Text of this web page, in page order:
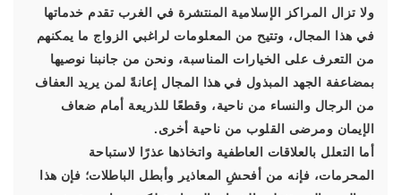
ولا تزال المراكز الإسلامية المنتشرة في الغرب تقدم خدماتها
في هذا المجال، وتتيح من المعلومات لراغبي الزواج ما يمكنهم
من التعرف على الخيارات المناسبة، ونحن من جانبنا نوصيها
بمضاعفة الجهد المبذول في هذا المجال إعانةً لمن يريد العفاف
من الرجال والنساء من ناحية، وقطعًا للذريعة أمام ضعاف
الإيمان ومرضى القلوب من ناحية أخرى.
أما التعلل بالعلاقات العاطفية واتخاذها عذرًا لاستباحة
المحرمات، فإنه من أفحشِ المعاذير وأبطل الباطلات؛ فإن هذا